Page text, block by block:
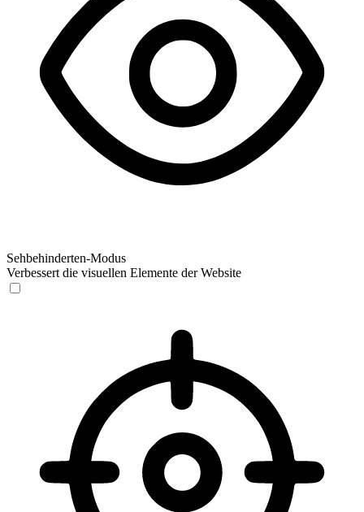
Sehbehinderten-Modus
Verbessert die visuellen Elemente der Website